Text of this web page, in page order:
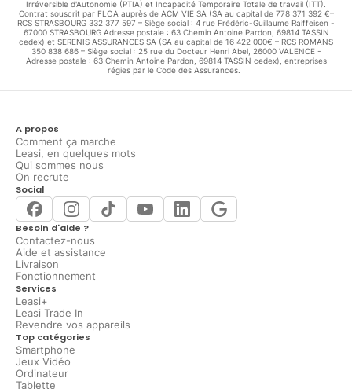
Irréversible d'Autonomie (PTIA) et Incapacité Temporaire Totale de travail (ITT).
Contrat souscrit par FLOA auprès de ACM VIE SA (SA au capital de 778 371 392 €–
RCS STRASBOURG 332 377 597 – Siège social : 4 rue Frédéric-Guillaume Raiffeisen -
67000 STRASBOURG Adresse postale : 63 Chemin Antoine Pardon, 69814 TASSIN
cedex) et SERENIS ASSURANCES SA (SA au capital de 16 422 000€ – RCS ROMANS
350 838 686 – Siège social : 25 rue du Docteur Henri Abel, 26000 VALENCE -
Adresse postale : 63 Chemin Antoine Pardon, 69814 TASSIN cedex), entreprises
régies par le Code des Assurances.
A propos
Comment ça marche
Leasi, en quelques mots
Qui sommes nous
On recrute
Social
Besoin d'aide ?
Contactez-nous
Aide et assistance
Livraison
Fonctionnement
Services
Leasi+
Leasi Trade In
Revendre vos appareils
Top catégories
Smartphone
Jeux Vidéo
Ordinateur
Tablette